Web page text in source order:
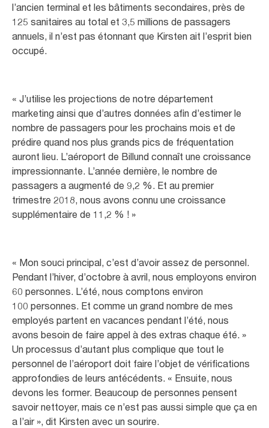
l’ancien terminal et les bâtiments secondaires, près de
125 sanitaires au total et 3,5 millions de passagers
annuels, il n’est pas étonnant que Kirsten ait l’esprit bien
occupé.
« J’utilise les projections de notre département
marketing ainsi que d’autres données afin d’estimer le
nombre de passagers pour les prochains mois et de
prédire quand nos plus grands pics de fréquentation
auront lieu. L’aéroport de Billund connaît une croissance
impressionnante. L’année dernière, le nombre de
passagers a augmenté de 9,2 %. Et au premier
trimestre 2018, nous avons connu une croissance
supplémentaire de 11,2 % ! »
« Mon souci principal, c’est d’avoir assez de personnel.
Pendant l’hiver, d’octobre à avril, nous employons environ
60 personnes. L’été, nous comptons environ
100 personnes. Et comme un grand nombre de mes
employés partent en vacances pendant l’été, nous
avons besoin de faire appel à des extras chaque été. »
Un processus d’autant plus complique que tout le
personnel de l’aéroport doit faire l’objet de vérifications
approfondies de leurs antécédents. « Ensuite, nous
devons les former. Beaucoup de personnes pensent
savoir nettoyer, mais ce n’est pas aussi simple que ça en
a l’air », dit Kirsten avec un sourire.